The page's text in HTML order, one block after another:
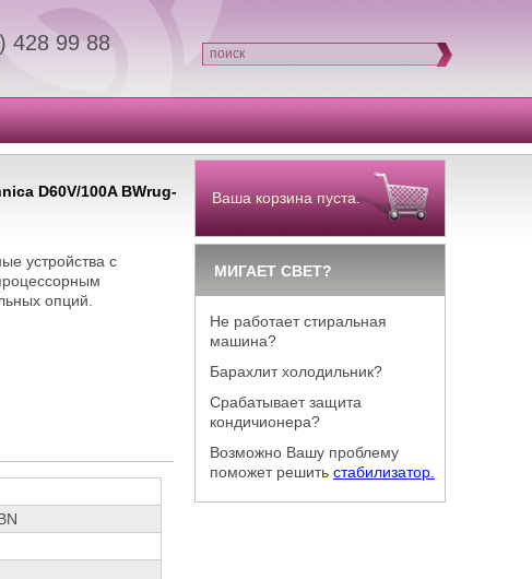
428 99 88
поиск
D60V/100A BWrug-
устройства с
опций.
Ваша корзина пуста.
МИГАЕТ СВЕТ?
Не работает стиральная
машина?
Барахлит холодильник?
Срабатывает защита
кондичионера?
Возможно Вашу проблему
поможет решить стабилизатор.